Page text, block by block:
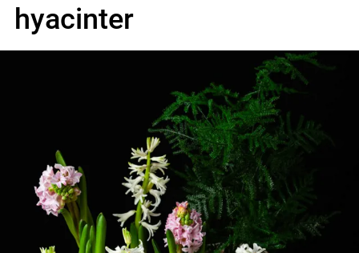
hyacinter